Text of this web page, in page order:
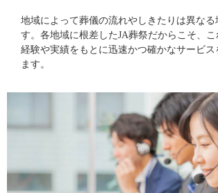
地域によって葬儀の流れやしきたりは異なる
す。各地域に根差したJA葬祭だからこそ、
経験や実績をもとに迅速かつ確かなサービス
ます。